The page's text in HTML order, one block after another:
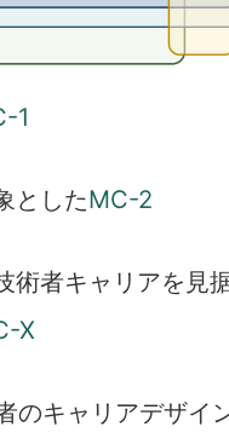
1
としたMC-2
術者キャリアを見
X
のキャリアデザイ